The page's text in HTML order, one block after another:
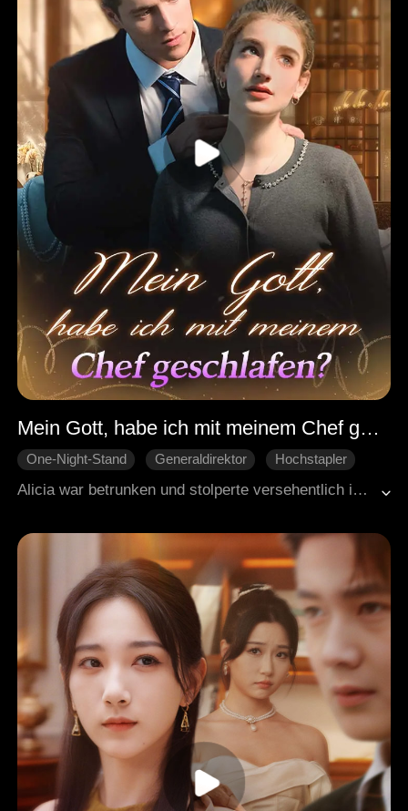
Mein Gott, habe ich mit meinem Chef geschlafen?
One-Night-Stand Generaldirektor
Hochstapler
Alicia war betrunken und stolperte versehentlich in die Präsidentensuite des Hotels, wo sie versehentlich einen One-Night-Stand mit ihrem Chef Ryan hatte. Aus Angst vor den Konsequenzen verheimlichte sie die Wahrheit, um ihren Job nicht zu riskieren. Ihre Freundin Jessie fand Alicias Halskette in der Suite und behauptete fälschlicherweise, Ryans One-Night-Stand-Partnerin zu sein. Mit der Zeit verliebte sich Alicia immer mehr in Ryan. Schließlich kamen die Lügen von Jessie ans Licht. Alicia und Ryan machten all die Missverständnisse durch und kamen schließlich als Paar zusammen.